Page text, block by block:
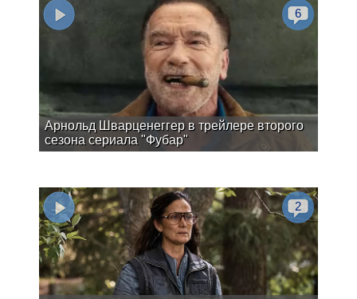
Арнольд Шварценеггер в трейлере второго
сезона сериала "Фубар"
6
2